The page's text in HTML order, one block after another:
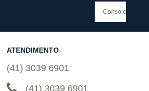
ATENDIMENTO
(41) 3039 6901
(41) 3039 6901